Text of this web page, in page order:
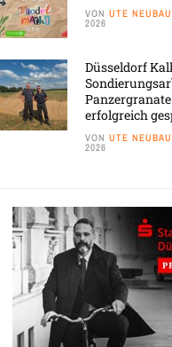
VON UTE
2026
Düsseldorf
erfolgreich
VON UTE
2026